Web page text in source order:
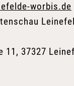
worbis.de
11, 37327